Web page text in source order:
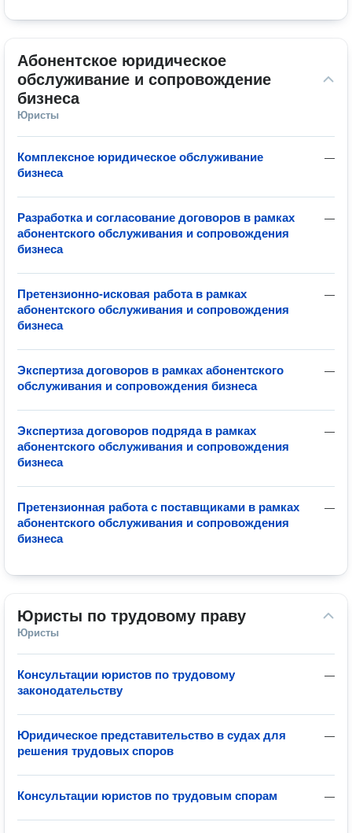
Абонентское юридическое
обслуживание и сопровождение
бизнеса
Юристы
—
Комплексное юридическое обслуживание
бизнеса
—
Разработка и согласование договоров в рамках
абонентского обслуживания и сопровождения
бизнеса
—
Претензионно-исковая работа в рамках
абонентского обслуживания и сопровождения
бизнеса
—
Экспертиза договоров в рамках абонентского
обслуживания и сопровождения бизнеса
—
Экспертиза договоров подряда в рамках
абонентского обслуживания и сопровождения
бизнеса
—
Претензионная работа с поставщиками в рамках
абонентского обслуживания и сопровождения
бизнеса
Юристы по трудовому праву
Юристы
—
Консультации юристов по трудовому
законодательству
—
Юридическое представительство в судах для
решения трудовых споров
—
Консультации юристов по трудовым спорам